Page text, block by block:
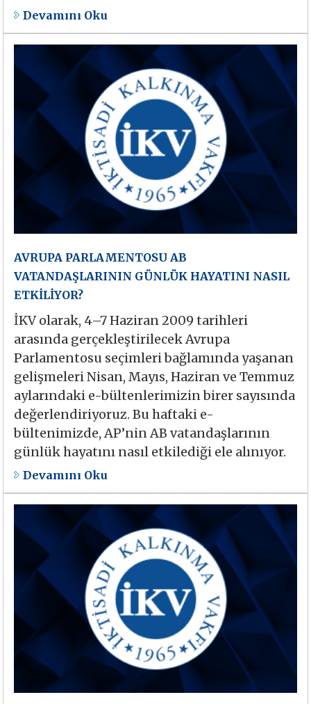
Devamını Oku
AVRUPA PARLAMENTOSU AB
VATANDAŞLARININ GÜNLÜK HAYATINI NASIL
ETKİLİYOR?
İKV olarak, 4–7 Haziran 2009 tarihleri
arasında gerçekleştirilecek Avrupa
Parlamentosu seçimleri bağlamında yaşanan
gelişmeleri Nisan, Mayıs, Haziran ve Temmuz
aylarındaki e-bültenlerimizin birer sayısında
değerlendiriyoruz. Bu haftaki e-
bültenimizde, AP’nin AB vatandaşlarının
günlük hayatını nasıl etkilediği ele alınıyor.
Devamını Oku